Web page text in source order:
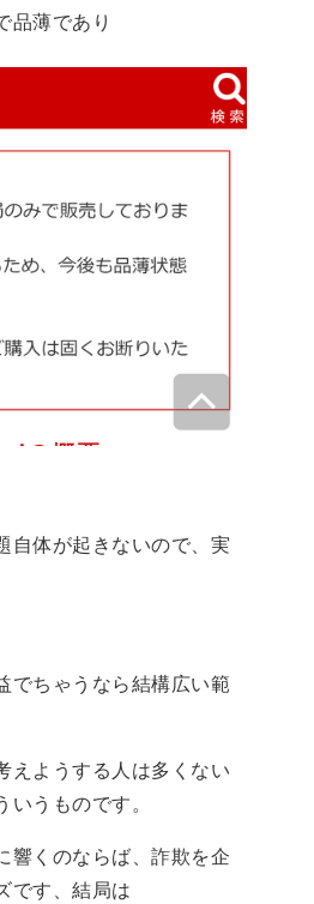
品薄であり
体が起きないので、実
ちゃうなら結構広い範
えようする人は多くない
うものです。
響くのならば、詐欺を企
です、結局は